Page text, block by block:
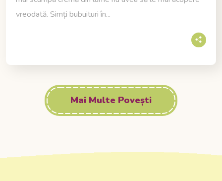
vreodată. Simți bubuituri în...
Mai Multe Povești